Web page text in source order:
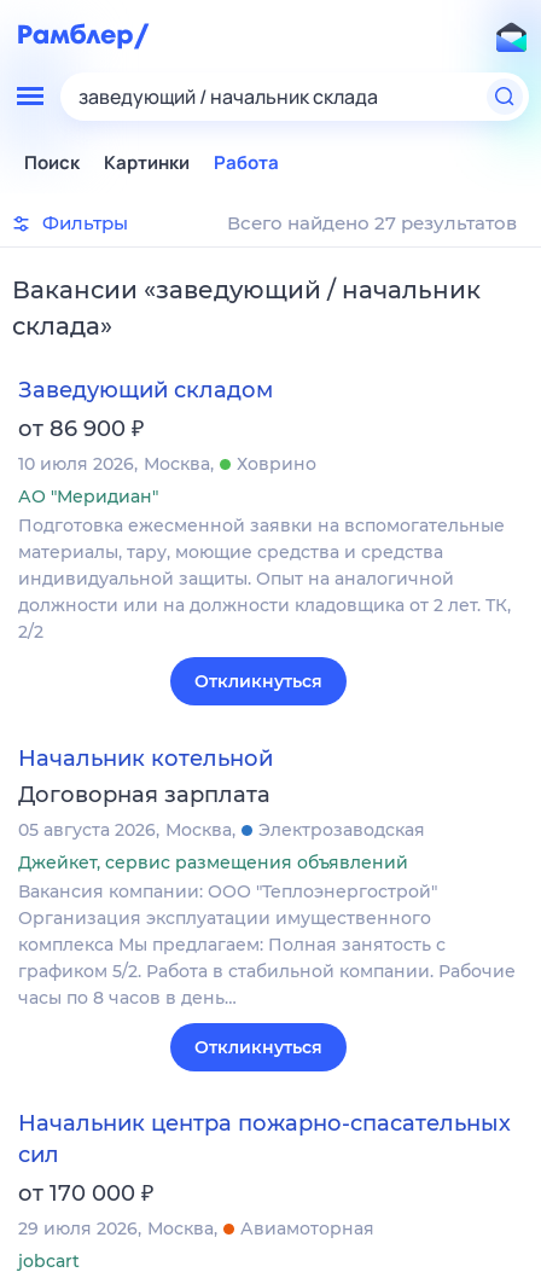
заведующий / начальник склада
Поиск Картинки Работа
Фильтры Всего найдено 27 результатов
Вакансии «заведующий / начальник
склада»
Заведующий складом
от 86 900 ₽
10 июля 2026 Москва
Ховрино
АО "Меридиан"
Подготовка ежесменной заявки на вспомогательные
материалы, тару, моющие средства и средства
индивидуальной защиты. Опыт на аналогичной
должности или на должности кладовщика от 2 лет. ТК,
2/2
Откликнуться
Начальник котельной
Договорная зарплата
05 августа 2026 Москва
Электрозаводская
Джейкет, сервис размещения объявлений
Вакансия компании: ООО "Теплоэнергострой"
Организация эксплуатации имущественного
комплекса Мы предлагаем: Полная занятость с
графиком 5/2. Работа в стабильной компании. Рабочие
часы по 8 часов в день…
Откликнуться
Начальник центра пожарно-спасательных
сил
от 170 000 ₽
29 июля 2026 Москва
Авиамоторная
jobcart